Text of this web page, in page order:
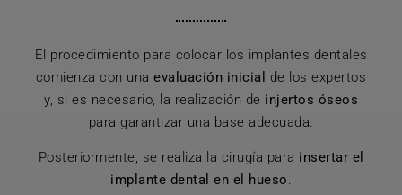
El procedimiento para colocar los implantes dentales
comienza con una evaluación inicial de los expertos
y, si es necesario, la realización de injertos óseos
para garantizar una base adecuada.
Posteriormente, se realiza la cirugía para insertar el
implante dental en el hueso.